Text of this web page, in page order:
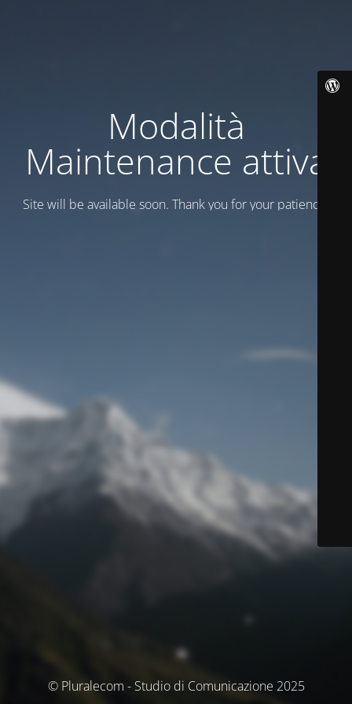
Modalità
Maintenance attiva
Site will be available soon. Thank you for your patience!
© Pluralecom - Studio di Comunicazione 2025